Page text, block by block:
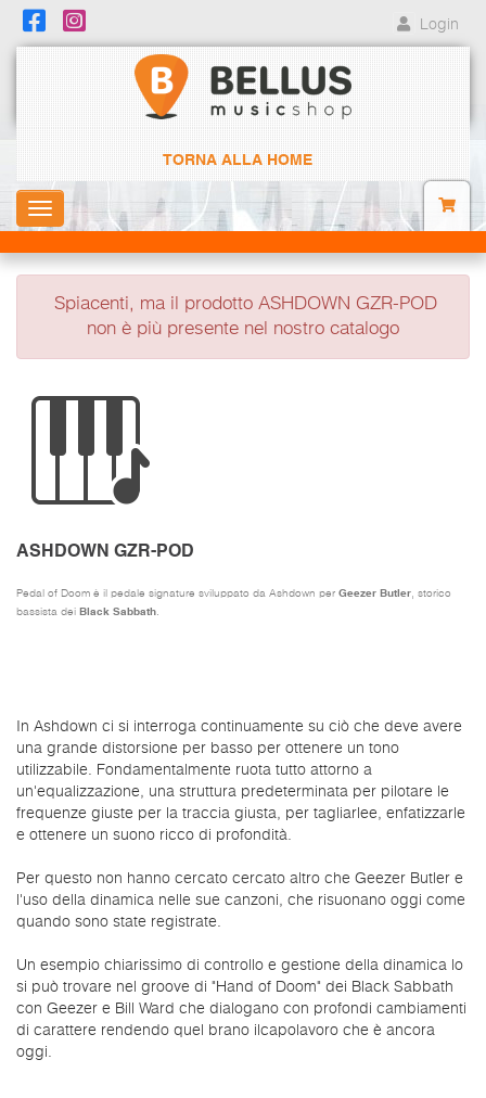
Login
TORNA ALLA HOME
Toggle
navigation
Spiacenti, ma il prodotto ASHDOWN GZR-POD
non è più presente nel nostro catalogo
ASHDOWN GZR-POD
Pedal of Doom è il pedale signature sviluppato da Ashdown per Geezer Butler , storico
bassista dei Black Sabbath
In Ashdown ci si interroga continuamente su ciò che deve avere
una grande distorsione per basso per ottenere un tono
utilizzabile. Fondamentalmente ruota tutto attorno a
un'equalizzazione, una struttura predeterminata per pilotare le
frequenze giuste per la traccia giusta, per tagliarlee, enfatizzarle
e ottenere un suono ricco di profondità.
Per questo non hanno cercato cercato altro che Geezer Butler e
l'uso della dinamica nelle sue canzoni, che risuonano oggi come
quando sono state registrate.
Un esempio chiarissimo di controllo e gestione della dinamica lo
si può trovare nel groove di "Hand of Doom" dei Black Sabbath
con Geezer e Bill Ward che dialogano con profondi cambiamenti
di carattere rendendo quel brano ilcapolavoro che è ancora
oggi.